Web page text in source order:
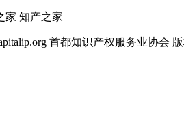
知产之家
首都知识产权服务业协会